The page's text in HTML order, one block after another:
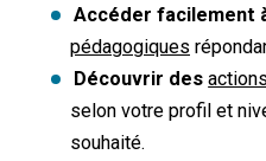
Accéder facilement
pédagogiques
Découvrir des
selon votre profil et
souhaité.